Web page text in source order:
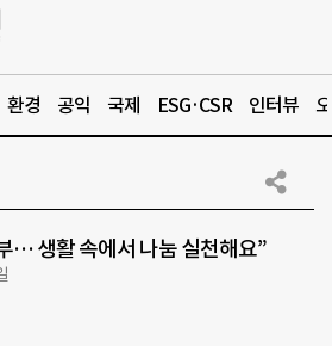
환경 공익 국제 ESG·CSR 인터뷰
… 생활 속에서 나눔 실천해요”